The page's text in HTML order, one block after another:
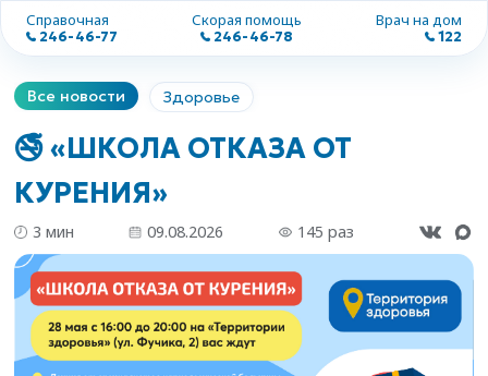
Справочная
246-46-77
Скорая помощь
246-46-78
Врач на дом
122
Все новости Здоровье
🚭 «ШКОЛА ОТКАЗА ОТ
КУРЕНИЯ»
3 мин 09.08.2026 145 раз